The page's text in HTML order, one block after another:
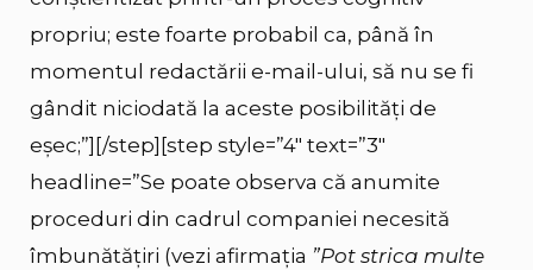
propriu; este foarte probabil ca, până în
momentul redactării e-mail-ului, să nu se fi
gândit niciodată la aceste posibilități de
eșec;”][/step][step style=”4″ text=”3″
headline=”Se poate observa că anumite
proceduri din cadrul companiei necesită
îmbunătățiri (vezi afirmația ”Pot strica multe